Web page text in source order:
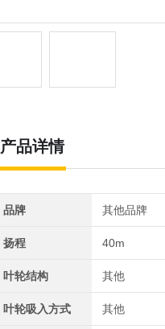
产品详情
品牌 其他品牌
扬程 40m
叶轮结构 其他
叶轮吸入方式 其他